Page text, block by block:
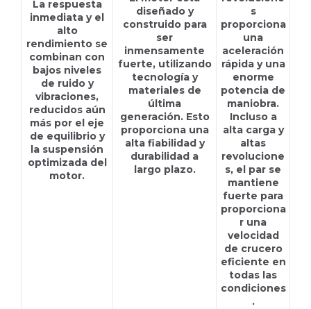
La respuesta
inmediata y el
alto
rendimiento se
combinan con
bajos niveles
de ruido y
vibraciones,
reducidos aún
más por el eje
de equilibrio y
la suspensión
optimizada del
motor.
diseñado y
construido para
ser
inmensamente
fuerte, utilizando
tecnología y
materiales de
última
generación. Esto
proporciona una
alta fiabilidad y
durabilidad a
largo plazo.
s
proporciona
una
aceleración
rápida y una
enorme
potencia de
maniobra.
Incluso a
alta carga y
altas
revolucione
s, el par se
mantiene
fuerte para
proporciona
r una
velocidad
de crucero
eficiente en
todas las
condiciones
.